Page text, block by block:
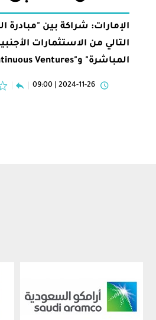
الإمارات: شراكة بين "مبادرة
التالي من الاستثمارات
المباشرة" و"Continuous Ventures"
2024-11-26 | 09:00